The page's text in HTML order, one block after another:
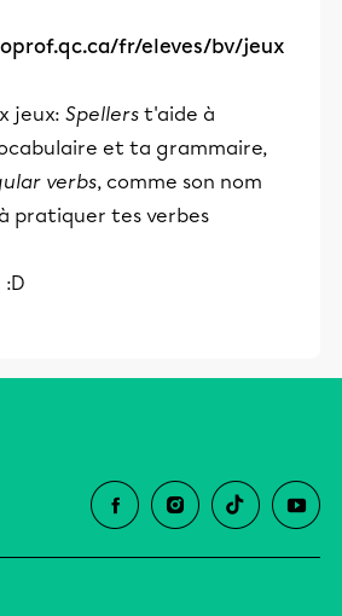
fr/eleves/bv/jeux
jeux: Spellers t'aide à
et ta grammaire,
verbs, comme son nom
pratiquer tes verbes